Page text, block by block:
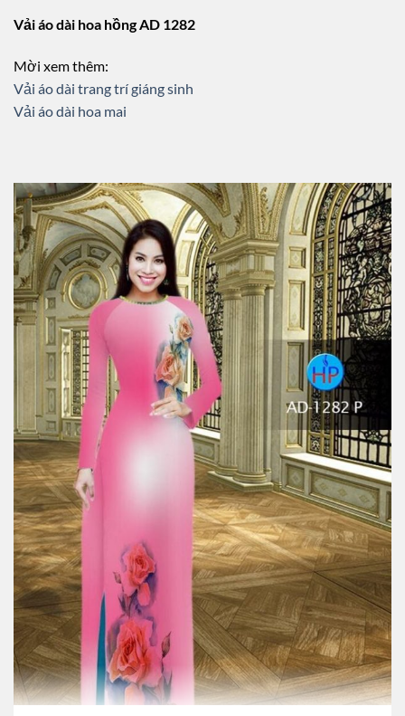
Vải áo dài hoa hồng AD 1282
Mời xem thêm:
Vải áo dài trang trí giáng sinh
Vải áo dài hoa mai